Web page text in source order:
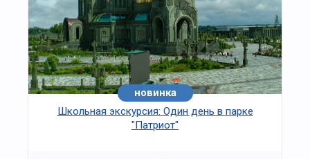
хит
новинка
Школьная экскурсия: Один день в парке
"Патриот"